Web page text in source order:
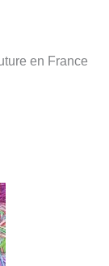
en France